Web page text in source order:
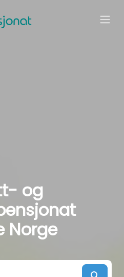
og
Norge